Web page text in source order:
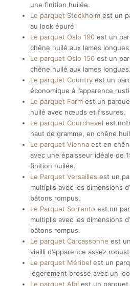
une finition huilée.
Le parquet Stockholm est un
au look épuré
Le parquet Oslo 190 est un
chêne huilé aux lames
Le parquet Oslo 150 est un
chêne huilé aux lames longues.
Le parquet Country est un
économique à l’apparence
Le parquet Farm est un
huilé avec nœuds et fissures.
Le parquet Courchevel est
haut de gramme, en chêne
Le parquet Vienna est en
avec une épaisseur idéale de
finition huilée.
Le Parquet Versailles est un
multiplis avec les dimensions
bâtons rompus.
Le Parquet Sorrento est un
multiplis avec les dimensions
bâtons rompus.
Le parquet Carcassonne est
vieilli d’apparence assez
Le parquet Méribel est un
légerement brossé avec un
Le parquet Albi est un